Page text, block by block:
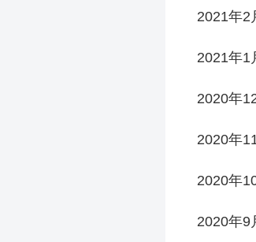
2021年2
2021年1
2020年
2020年
2020年
2020年9